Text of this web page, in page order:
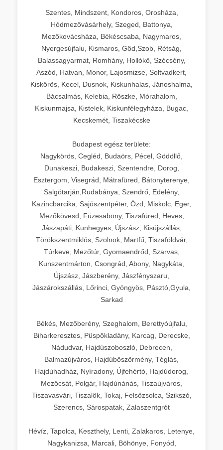
Szentes, Mindszent, Kondoros, Orosháza,
Hódmezővásárhely, Szeged, Battonya,
Mezőkovácsháza, Békéscsaba, Nagymaros,
Nyergesújfalu, Kismaros, Göd,Szob, Rétság,
Balassagyarmat, Romhány, Hollókő, Szécsény,
Aszód, Hatvan, Monor, Lajosmizse, Soltvadkert,
Kiskőrös, Kecel, Dusnok, Kiskunhalas, Jánoshalma,
Bácsalmás, Kelebia, Röszke, Mórahalom,
Kiskunmajsa, Kistelek, Kiskunfélegyháza, Bugac,
Kecskemét, Tiszakécske
Budapest egész területe:
Nagykörös, Cegléd, Budaörs, Pécel, Gödöllő,
Dunakeszi, Budakeszi, Szentendre, Dorog,
Esztergom, Visegrád, Mátrafüred, Bátonyterenye,
Salgótarján,Rudabánya, Szendrő, Edelény,
Kazincbarcika, Sajószentpéter, Ózd, Miskolc, Eger,
Mezőkövesd, Füzesabony, Tiszafüred, Heves,
Jászapáti, Kunhegyes, Újszász, Kisújszállás,
Törökszentmiklós, Szolnok, Martfű, Tiszaföldvár,
Túrkeve, Mezőtúr, Gyomaendrőd, Szarvas,
Kunszentmárton, Csongrád, Abony, Nagykáta,
Újszász, Jászberény, Jászfényszaru,
Jászárokszállás, Lőrinci, Gyöngyös, Pásztó,Gyula,
Sarkad
Békés, Mezőberény, Szeghalom, Berettyóújfalu,
Biharkeresztes, Püspökladány, Karcag, Derecske,
Nádudvar, Hajdúszoboszló, Debrecen,
Balmazújváros, Hajdúböszörmény, Téglás,
Hajdúhadház, Nyíradony, Újfehértó, Hajdúdorog,
Mezőcsát, Polgár, Hajdúnánás, Tiszaújváros,
Tiszavasvári, Tiszalök, Tokaj, Felsőzsolca, Szikszó,
Szerencs, Sárospatak, Zalaszentgrót
Hévíz, Tapolca, Keszthely, Lenti, Zalakaros, Letenye,
Nagykanizsa, Marcali, Böhönye, Fonyód,